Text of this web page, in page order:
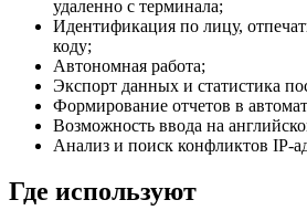
удаленно с терминала;
Идентификация по лицу,
коду;
Автономная работа;
Экспорт данных и статистика
Формирование отчетов в
Возможность ввода на
Анализ и поиск конфликтов IP-
Где используют